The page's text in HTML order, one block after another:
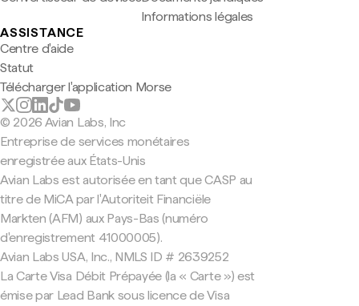
Informations légales
ASSISTANCE
Centre d'aide
Statut
Télécharger l'application Morse
© 2026 Avian Labs, Inc
Entreprise de services monétaires
enregistrée aux États-Unis
Avian Labs est autorisée en tant que CASP au
titre de MiCA par l'Autoriteit Financiële
Markten (AFM) aux Pays-Bas (numéro
d'enregistrement 41000005).
Avian Labs USA, Inc., NMLS ID # 2639252
La Carte Visa Débit Prépayée (la « Carte ») est
émise par Lead Bank sous licence de Visa